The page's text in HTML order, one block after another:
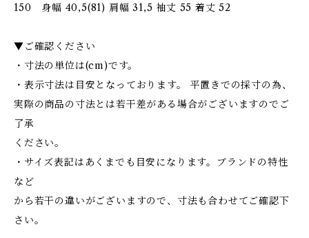
150 身幅 40,5(81) 肩幅 31,5 袖丈 55 着丈 52
▼ご確認ください
・寸法の単位は(cm)です。
・表示寸法は目安となっております。 平置きでの採寸の為、
実際の商品の寸法とは若干差がある場合がございますのでご
了承
ください。
・サイズ表記はあくまでも目安になります。ブランドの特性
など
から若干の違いがございますので、寸法も合わせてご確認下
さい。